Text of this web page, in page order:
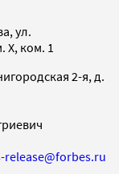
ул.
X, ком. 1
2-я, д.
release@forbes.ru